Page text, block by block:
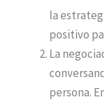
la
positivo
La
persona.